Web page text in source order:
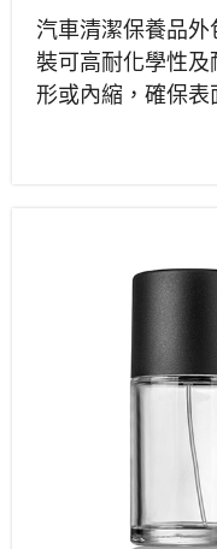
汽車清潔保養品
裝可高耐化學性
形或內縮，確保